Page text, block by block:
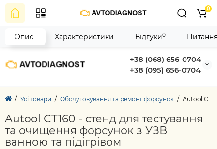
+38 (068) 656-0704
+38 (095) 656-0704
0
Усі товари Обслуговування та ремонт форсунок Autool
Autool CT160 - стенд для тестування
та очищення форсунок з УЗВ
ванною та підігрівом
Опис Характеристики Відгуки0